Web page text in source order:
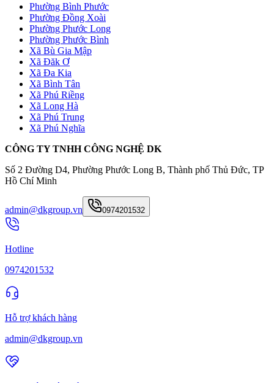
Phường Bình Phước
Phường Đồng Xoài
Phường Phước Long
Phường Phước Bình
Xã Bù Gia Mập
Xã Đăk Ơ
Xã Đa Kia
Xã Bình Tân
Xã Phú Riềng
Xã Long Hà
Xã Phú Trung
Xã Phú Nghĩa
CÔNG TY TNHH CÔNG NGHỆ DK
Số 2 Đường D4, Phường Phước Long B, Thành phố Thủ Đức, TP
Hồ Chí Minh
admin@dkgroup.vn 0974201532
Hotline
0974201532
Hỗ trợ khách hàng
admin@dkgroup.vn